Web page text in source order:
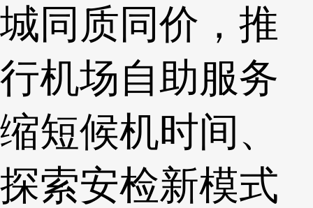
城同质同价，推
行机场自助服务
缩短候机时间、
探索安检新模式